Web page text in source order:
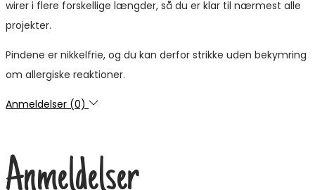
wirer i flere forskellige længder, så du er klar til nærmest alle
projekter.
Pindene er nikkelfrie, og du kan derfor strikke uden bekymring
om allergiske reaktioner.
Anmeldelser (0)
Anmeldelser